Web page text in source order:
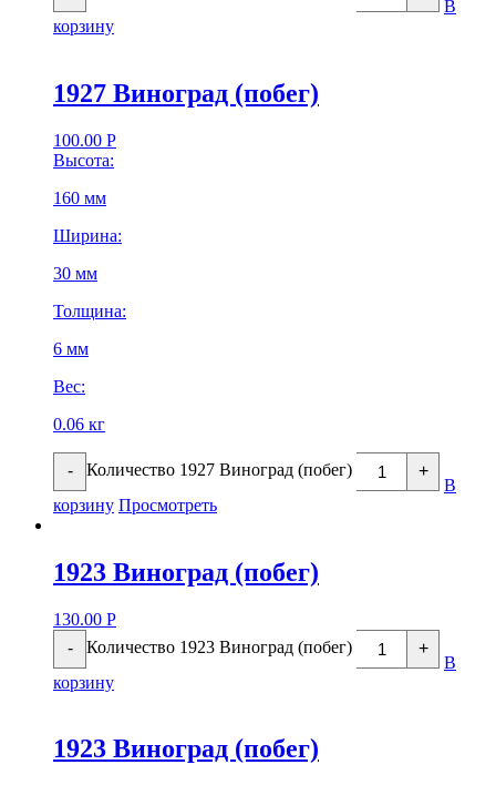
В
корзину
1927 Виноград (побег)
100.00 Р
Высота:
160 мм
Ширина:
30 мм
Толщина:
6 мм
Вес:
0.06 кг
- Количество 1927 Виноград (побег) +
В
корзину Просмотреть
1923 Виноград (побег)
130.00 Р
-
Количество 1923 Виноград (побег) +
В
корзину
1923 Виноград (побег)